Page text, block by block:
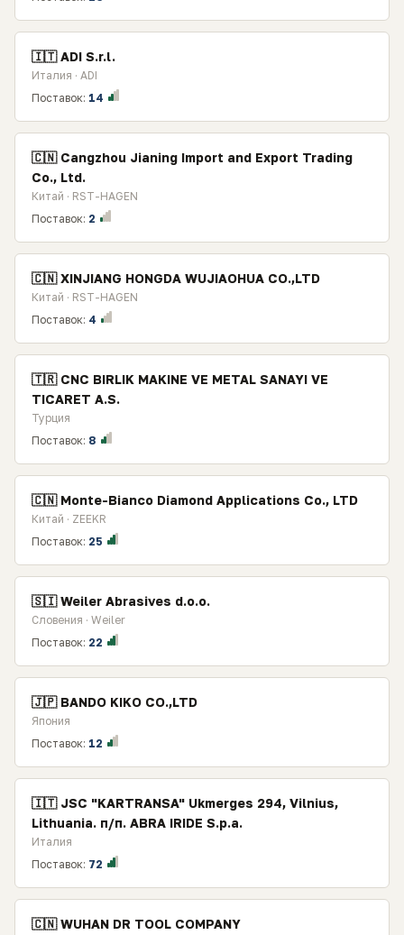
🇮🇹 ADI S.r.l.
Италия · ADI
Поставок: 14
🇨🇳 Cangzhou Jianing Import and Export Trading
Co., Ltd.
Китай · RST-HAGEN
Поставок: 2
🇨🇳 XINJIANG HONGDA WUJIAOHUA CO.,LTD
Китай · RST-HAGEN
Поставок: 4
🇹🇷 CNC BIRLIK MAKINE VE METAL SANAYI VE
TICARET A.S.
Турция
Поставок: 8
🇨🇳 Monte-Bianco Diamond Applications Co., LTD
Китай · ZEEKR
Поставок: 25
🇸🇮 Weiler Abrasives d.o.o.
Словения · Weiler
Поставок: 22
🇯🇵 BANDO KIKO CO.,LTD
Япония
Поставок: 12
🇮🇹 JSC "KARTRANSA" Ukmerges 294, Vilnius,
Lithuania. п/п. ABRA IRIDE S.p.a.
Италия
Поставок: 72
🇨🇳 WUHAN DR TOOL COMPANY